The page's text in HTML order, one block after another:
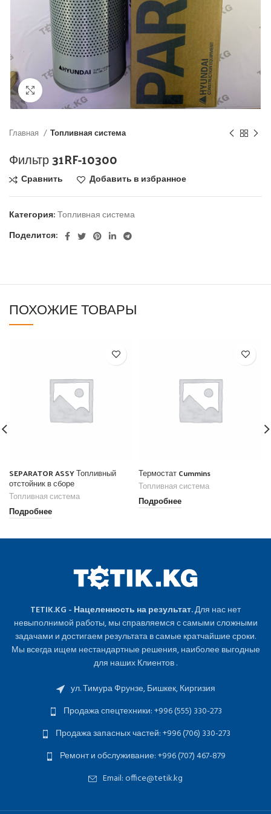
Click to enlarge
Главная Топливная система
Фильтр 31RF-10300
Сравнить Добавить в избранное
Категория:Топливная система
Поделится:
ПОХОЖИЕ ТОВАРЫ
SEPARATOR ASSY Топливный
отстойник в сборе
Топливная система
Подробнее
Термостат Cummins
Топливная система
Подробнее
TETIK.KG - Нацеленность на результат.Для нас нет
невыполнимой работы, мы справляемся с самыми сложными
задачами и достигаем результата в самые кратчайшие сроки.
Мы всегда ищем нестандартные решения, наиболее выгодные
для наших Клиентов .
ул. Тимура Фрунзе, Бишкек, Киргизия
Продажа спецтехники: +996 (555) 330-273
Продажа запасных частей: +996 (706) 330-273
Ремонт и обслуживание: +996 (707) 467-879
Email: office@tetik.kg